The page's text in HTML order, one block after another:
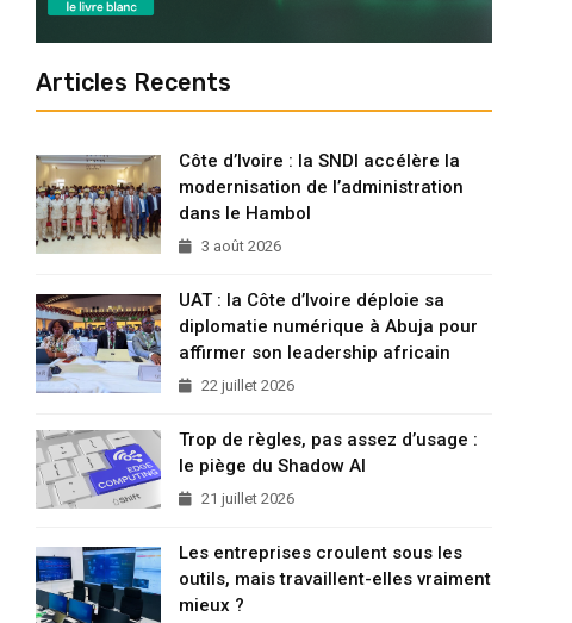
Articles Recents
Côte d’Ivoire : la SNDI accélère la
modernisation de l’administration
dans le Hambol
3 août 2026
UAT : la Côte d’Ivoire déploie sa
diplomatie numérique à Abuja pour
affirmer son leadership africain
22 juillet 2026
Trop de règles, pas assez d’usage :
le piège du Shadow AI
21 juillet 2026
Les entreprises croulent sous les
outils, mais travaillent-elles vraiment
mieux ?